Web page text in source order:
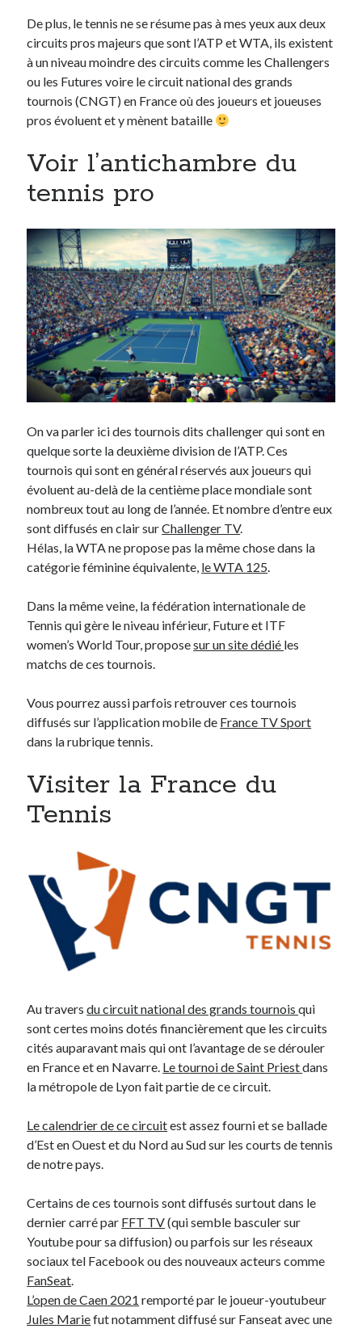
Engagé
Geek
Green
Humeur
Lectures
Lyon
Mini-monsieur
Non classé
Photos
Post inutile
Proust
Sons
Sorties cuculturelles
Tavukoi
Vidéos
De plus, le tennis ne se résume pas à mes yeux aux deux
circuits pros majeurs que sont l’ATP et WTA, ils existent
à un niveau moindre des circuits comme les Challengers
ou les Futures voire le circuit national des grands
tournois (CNGT) en France où des joueurs et joueuses
pros évoluent et y mènent bataille
Voir l’antichambre du
tennis pro
On va parler ici des tournois dits challenger qui sont en
quelque sorte la deuxième division de l’ATP. Ces
tournois qui sont en général réservés aux joueurs qui
évoluent au-delà de la centième place mondiale sont
nombreux tout au long de l’année. Et nombre d’entre eux
sont diffusés en clair surChallenger TV.
Hélas, la WTA ne propose pas la même chose dans la
catégorie féminine équivalente, le WTA 125
Dans la même veine, la fédération internationale de
Tennis qui gère le niveau inférieur, Future et ITF
women’s World Tour, proposesur un site dédié les
matchs de ces tournois.
Vous pourrez aussi parfois retrouver ces tournois
diffusés sur l’application mobile de France TV Sport
dans la rubrique tennis.
Visiter la France du
Tennis
Au traversdu circuit national des grands tournoisqui
sont certes moins dotés financièrement que les circuits
cités auparavant mais qui ont l’avantage de se dérouler
en France et en Navarre. Le tournoi de Saint Priestdans
la métropole de Lyon fait partie de ce circuit.
Le calendrier de ce circuitest assez fourni et se ballade
d’Est en Ouest et du Nord au Sud sur les courts de tennis
de notre pays.
Certains de ces tournois sont diffusés surtout dans le
dernier carré par FFT TV(qui semble basculer sur
Youtube pour sa diffusion) ou parfois sur les réseaux
sociaux tel Facebook ou des nouveaux acteurs comme
FanSeat.
L’open de Caen 2021 remporté par le joueur-youtubeur
Jules Mariefut notamment diffusé sur Fanseat avec une